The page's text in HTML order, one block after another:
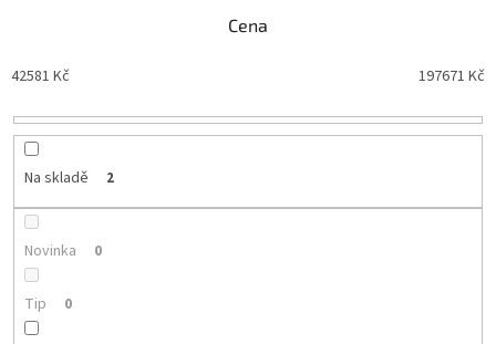
o
u
ů
Cena
42581 Kč 197671 Kč
Na skladě 2
Novinka 0
Tip 0